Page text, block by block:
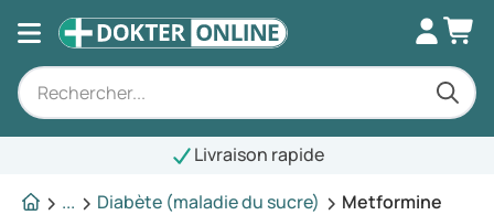
Livraison rapide
...
Diabète (maladie du sucre) Metformine